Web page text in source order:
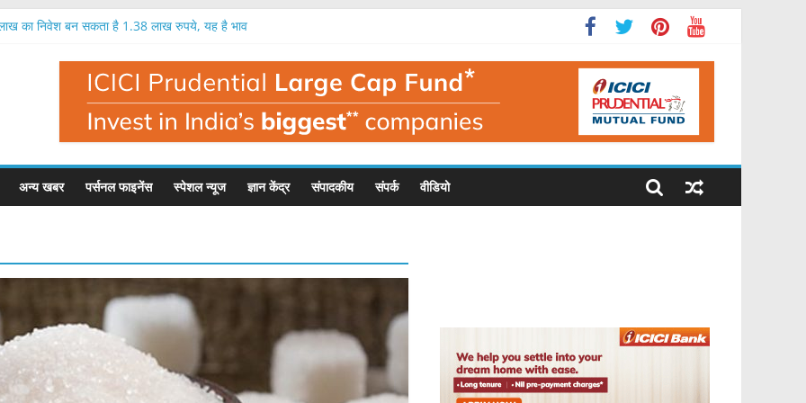
का निवेश बन सकता है 1.38 लाख रुपये, यह है भाव
एक लाख रुपये का निवेश बन सकता है 1.35 लाख रुपये
निवेशक मालामाल, एक लाख का निवेश बना 1.56 लाख
है बहुत बड़ी गिरावट, इस फंड मैनेजर ने दी चेतावनी
अन्य खबर पर्सनल फाइनेंस स्पेशल न्यूज ज्ञान केंद्र संपादकीय संपर्क वीडियो